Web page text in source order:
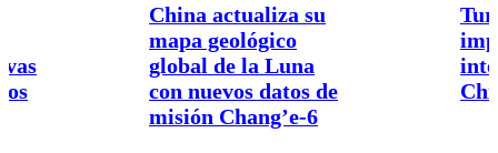
China actualiza su
mapa geológico
global de la Luna
con nuevos datos de
misión Chang’e-6